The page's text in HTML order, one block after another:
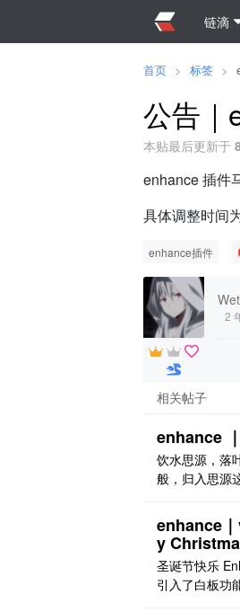
链滴
首页 > 标签 >
公告｜
本贴最后更新于
enhance 插件
具体调整时间
enhance插件
2
相关帖子
enhance
饮水思源，落
般，归入思源
enhance
y
圣诞节快乐
引入了白板功